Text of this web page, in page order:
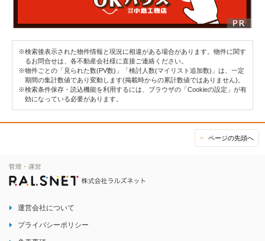
※検索後表示された物件情報と現況に相違がある場合があります。物件に関す
るお問合せは、各不動産会社様に直接ご連絡ください。
※物件ごとの「見られた数(PV数)」「検討人数(マイリスト追加数)」は、一定
期間の集計数値であり変動します(掲載時からの累計数値ではありません)。
※検索条件保存・読込機能を利用するには、ブラウザの「Cookieの設定」が有
効になっている必要があります。
ページの先頭へ
運営会社について
プライバシーポリシー